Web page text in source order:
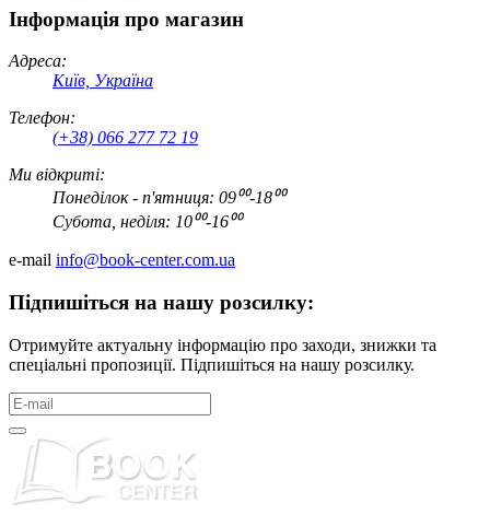
Інформація про магазин
Адреса:
Київ, Україна
Телефон:
(+38) 066 277 72 19
Ми відкриті:
Понеділок - п'ятниця: 09⁰⁰-18⁰⁰
Субота, неділя: 10⁰⁰-16⁰⁰
e-mail info@book-center.com.ua
Підпишіться на нашу розсилку:
Отримуйте актуальну інформацію про заходи, знижки та
спеціальні пропозиції. Підпишіться на нашу розсилку.